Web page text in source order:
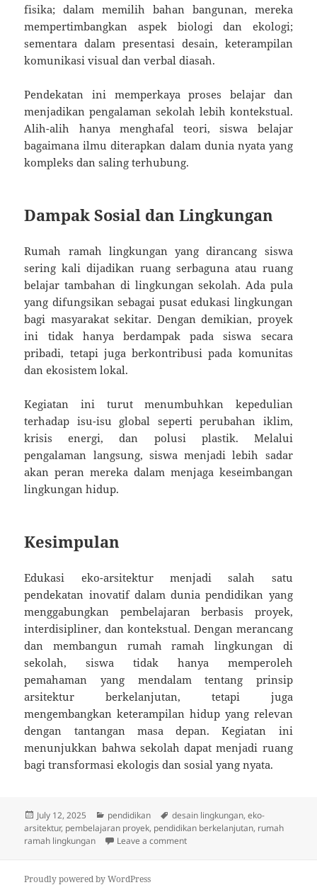
fisika; dalam memilih bahan bangunan, mereka
mempertimbangkan aspek biologi dan ekologi;
sementara dalam presentasi desain, keterampilan
komunikasi visual dan verbal diasah.
Pendekatan ini memperkaya proses belajar dan
menjadikan pengalaman sekolah lebih kontekstual.
Alih-alih hanya menghafal teori, siswa belajar
bagaimana ilmu diterapkan dalam dunia nyata yang
kompleks dan saling terhubung.
Dampak Sosial dan Lingkungan
Rumah ramah lingkungan yang dirancang siswa
sering kali dijadikan ruang serbaguna atau ruang
belajar tambahan di lingkungan sekolah. Ada pula
yang difungsikan sebagai pusat edukasi lingkungan
bagi masyarakat sekitar. Dengan demikian, proyek
ini tidak hanya berdampak pada siswa secara
pribadi, tetapi juga berkontribusi pada komunitas
dan ekosistem lokal.
Kegiatan ini turut menumbuhkan kepedulian
terhadap isu-isu global seperti perubahan iklim,
krisis energi, dan polusi plastik. Melalui
pengalaman langsung, siswa menjadi lebih sadar
akan peran mereka dalam menjaga keseimbangan
lingkungan hidup.
Kesimpulan
Edukasi eko-arsitektur menjadi salah satu
pendekatan inovatif dalam dunia pendidikan yang
menggabungkan pembelajaran berbasis proyek,
interdisipliner, dan kontekstual. Dengan merancang
dan membangun rumah ramah lingkungan di
sekolah, siswa tidak hanya memperoleh
pemahaman yang mendalam tentang prinsip
arsitektur berkelanjutan, tetapi juga
mengembangkan keterampilan hidup yang relevan
dengan tantangan masa depan. Kegiatan ini
menunjukkan bahwa sekolah dapat menjadi ruang
bagi transformasi ekologis dan sosial yang nyata.
Posted
on
July 12, 2025 Categories
pendidikan Tags
desain lingkungan,eko-
arsitektur, pembelajaran proyek, pendidikan berkelanjutan, rumah
ramah lingkungan
Leave a commenton Edukasi Eko‑Arsitektur:
Proudly powered by WordPress